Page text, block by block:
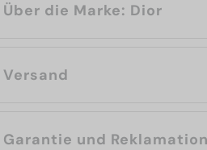
Über die Marke: Dior
Versand
Garantie und